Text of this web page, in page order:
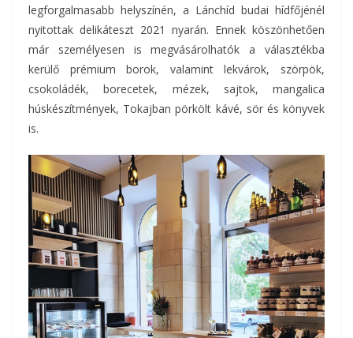
legforgalmasabb helyszínén, a Lánchíd budai hídfőjénél
nyitottak delikáteszt 2021 nyarán. Ennek köszönhetően
már személyesen is megvásárolhatók a választékba
kerülő prémium borok, valamint lekvárok, szörpök,
csokoládék, borecetek, mézek, sajtok, mangalica
húskészítmények, Tokajban pörkölt kávé, sör és könyvek
is.